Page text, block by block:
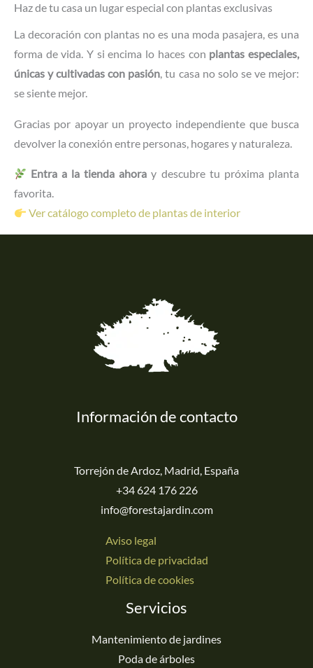
Haz de tu casa un lugar especial con plantas exclusivas
La decoración con plantas no es una moda pasajera, es una
forma de vida. Y si encima lo haces con plantas especiales,
únicas y cultivadas con pasión, tu casa no solo se ve mejor:
se siente mejor.
Gracias por apoyar un proyecto independiente que busca
devolver la conexión entre personas, hogares y naturaleza.
Entra a la tienda ahora y descubre tu próxima planta
favorita.
Ver catálogo completo de plantas de interior
Información de contacto
Torrejón de Ardoz, Madrid, España
+34 624 176 226
info@forestajardin.com
Aviso legal
Política de privacidad
Política de cookies
Servicios
Mantenimiento de jardines
Poda de árboles